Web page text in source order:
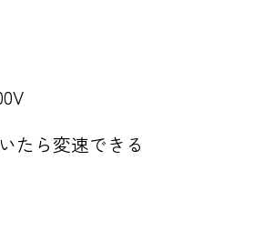
たら変速できる